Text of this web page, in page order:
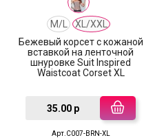
M/L
XL/XXL
Бежевый корсет с кожаной
вставкой на ленточной
шнуровке Suit Inspired
Waistcoat Corset XL
35.00 р
Арт.C007-BRN-XL